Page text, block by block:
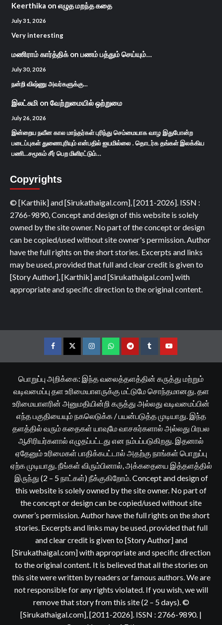
Keerthika on எழுத மறந்த கதை
July 31, 2026
Very interesting
மணிராம் கார்த்திக்on பணம் பத்தும் செய்யும்…
July 30, 2026
நன்றி விஷ்ணு அவர்களுக்கு...
இலட்சுமி on வேற்றுமையில் ஒற்றுமை
July 26, 2026
இன்றைய நவீன கால மாந்தர்கள் புரிந்து செம்மையாக வாழ இதுபோன்ற
படைப்புகள் துணைபுரியும் என்பதில் ஐயமில்லை . தொடர்க தங்கள் இலக்கிய
பணி...சமூகம் சீர் பெற மிளிரட்டும்…
Copyrights
© [Karthik] and [Sirukathaigal.com], [2011-2026]. ISSN :
2766-9890, Concept and design of this website is solely
owned by the site owner. No part of the concept or design
can be copied/used without site owner's permission. Author
have the full rights on the short stories. Excerpts and links
may be used, provided that full and clear credit is given to
[Story Author], [Karthik] and [Sirukathaigal.com] with
appropriate and specific direction to the original content.
FacebookTwitterInstagramWhatsappTelegramTumblrYouTube
பொறுப்பு அறிக்கை: இந்த வலைத்தளத்தின் கருத்து மற்றும்
வடிவமைப்பு தள உரிமையாளருக்கு மட்டுமே சொந்தமானது. தள
உரிமையாளரின் அனுமதியின்றி கருத்து அல்லது வடிவமைப்பின்
எந்த பகுதியையும் நகலெடுக்க / பயன்படுத்த முடியாது. இந்த
தளத்தில் வரும் கதைகள் யாவுமே வாசகர்களால் அல்லது பிரபல
ஆசிரியர்களால் எழுதப்பட்டது என நம்பப்படுகிறது. இதனால்
ஏதேனும் உரிமைகள் பாதிக்கபட்டால் அதற்கு நாங்கள் பொறுப்பு
ஏற்க முடியாது. நீங்கள் விரும்பினால், அக்கதையை இத்தளத்தில்
இருந்து (2 – 5 நாட்கள்) நீக்குகிறோம். Concept and design of
this website is solely owned by the site owner. No part of
the concept or design can be copied/used without site
owner’s permission. Author have the full rights on the short
stories. Excerpts and links may be used, provided that full
and clear credit is given to [Story Author] and
[Sirukathaigal.com] with appropriate and specific direction
to the original content. It is believed that all the stories on
this site were written by readers or famous authors. We are
not responsible for any rights violated. If you wish, we will
remove that story from this site (2 – 5 days). ©
[Sirukathaigal.com], [2011-2026]. ISSN : 2766-9890. |